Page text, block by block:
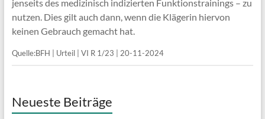
jenseits des medizinisch indizierten Funktionstrainings – zu
nutzen. Dies gilt auch dann, wenn die Klägerin hiervon
keinen Gebrauch gemacht hat.
Quelle:BFH | Urteil | VI R 1/23 | 20-11-2024
Neueste Beiträge